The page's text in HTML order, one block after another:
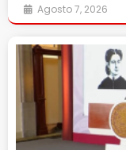
Agosto 7, 2026